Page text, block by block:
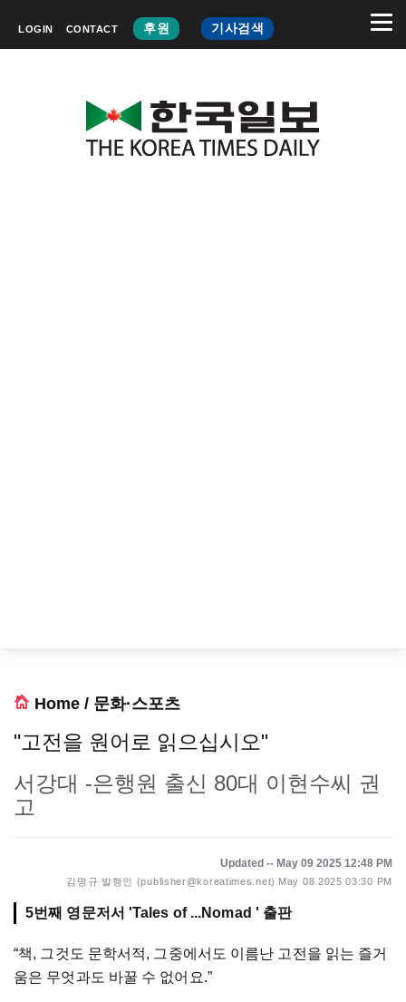
LOGIN CONTACT 후원 기사검색
Home / 문화·스포츠
"고전을 원어로 읽으십시오"
서강대 -은행원 출신 80대 이현수씨 권
고
Updated -- May 09 2025 12:48 PM
김명규 발행인 (publisher@koreatimes.net) May 08 2025 03:30 PM
5번째 영문저서 'Tales of ...Nomad ' 출판
“책, 그것도 문학서적, 그중에서도 이름난 고전을 읽는 즐거
움은 무엇과도 바꿀 수 없어요.”